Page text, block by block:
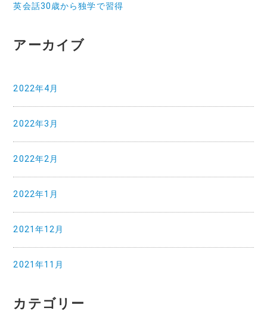
英会話30歳から独学で習得
アーカイブ
2022年4月
2022年3月
2022年2月
2022年1月
2021年12月
2021年11月
カテゴリー